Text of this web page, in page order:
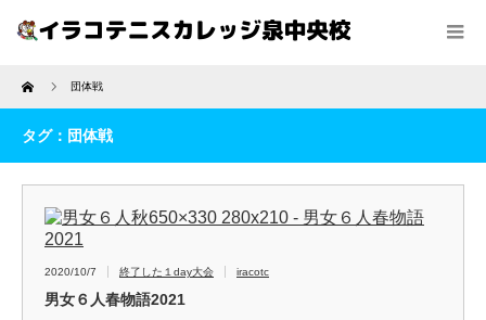
Home 団体戦
タグ：団体戦
2020/10/7 終了した１day大会 iracotc
男女６人春物語2021